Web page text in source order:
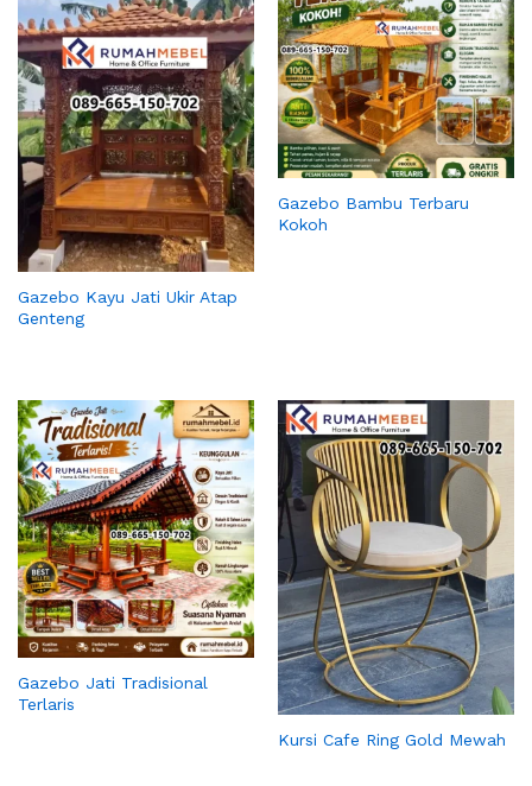
Gazebo Kayu Jati Ukir Atap
Genteng
Gazebo Bambu Terbaru
Kokoh
Gazebo Jati Tradisional
Terlaris
Kursi Cafe Ring Gold Mewah